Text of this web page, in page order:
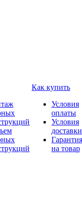
Как купить
Условия
оплаты
Условия
доставки
Гарантия
на товар